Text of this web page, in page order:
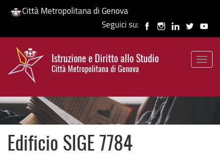
Salta
contenuto
principale
Città Metropolitana di Genova
Seguici su:
Istruzione e Diritto allo Studio
Città Metropolitana di Genova
HP banner
Edificio SIGE 7784